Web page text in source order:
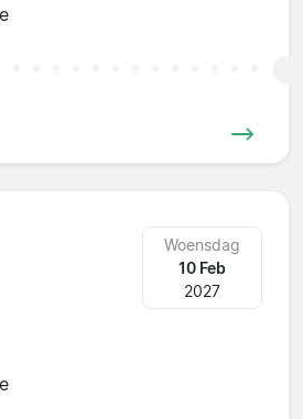
Woensdag
10 Feb
2027